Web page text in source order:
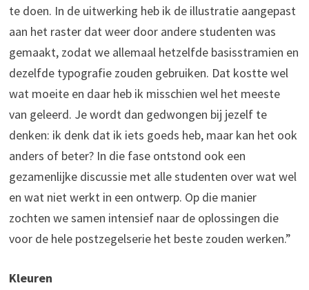
te doen. In de uitwerking heb ik de illustratie aangepast
aan het raster dat weer door andere studenten was
gemaakt, zodat we allemaal hetzelfde basisstramien en
dezelfde typografie zouden gebruiken. Dat kostte wel
wat moeite en daar heb ik misschien wel het meeste
van geleerd. Je wordt dan gedwongen bij jezelf te
denken: ik denk dat ik iets goeds heb, maar kan het ook
anders of beter? In die fase ontstond ook een
gezamenlijke discussie met alle studenten over wat wel
en wat niet werkt in een ontwerp. Op die manier
zochten we samen intensief naar de oplossingen die
voor de hele postzegelserie het beste zouden werken.”
Kleuren